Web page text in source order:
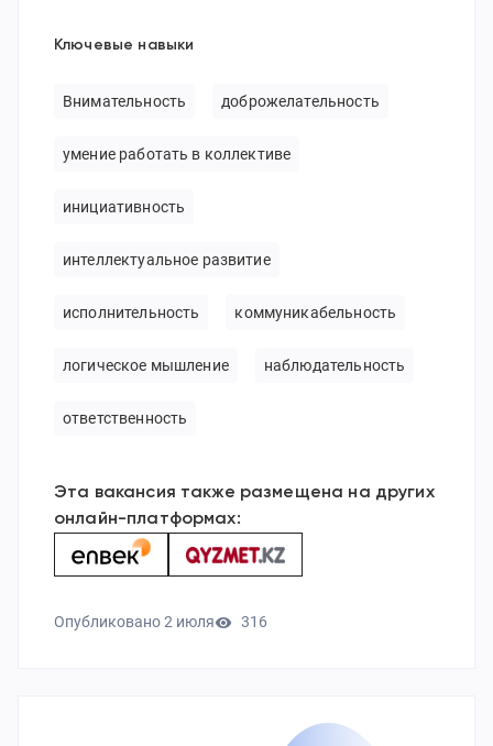
Ключевые навыки
Внимательность доброжелательность
умение работать в коллективе
инициативность
интеллектуальное развитие
исполнительность коммуникабельность
логическое мышление наблюдательность
ответственность
Эта вакансия также размещена на других
онлайн-платформах:
Опубликовано2 июля 316